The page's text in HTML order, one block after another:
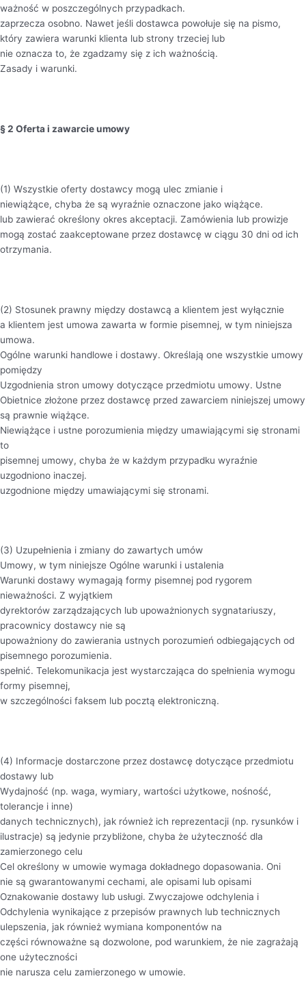
ważność w poszczególnych przypadkach.
zaprzecza osobno. Nawet jeśli dostawca powołuje się na pismo,
który zawiera warunki klienta lub strony trzeciej lub
nie oznacza to, że zgadzamy się z ich ważnością.
Zasady i warunki.
§ 2 Oferta i zawarcie umowy
(1) Wszystkie oferty dostawcy mogą ulec zmianie i
niewiążące, chyba że są wyraźnie oznaczone jako wiążące.
lub zawierać określony okres akceptacji. Zamówienia lub prowizje
mogą zostać zaakceptowane przez dostawcę w ciągu 30 dni od ich
otrzymania.
(2) Stosunek prawny między dostawcą a klientem jest wyłącznie
a klientem jest umowa zawarta w formie pisemnej, w tym niniejsza
umowa.
Ogólne warunki handlowe i dostawy. Określają one wszystkie umowy
pomiędzy
Uzgodnienia stron umowy dotyczące przedmiotu umowy. Ustne
Obietnice złożone przez dostawcę przed zawarciem niniejszej umowy
są prawnie wiążące.
Niewiążące i ustne porozumienia między umawiającymi się stronami
to
pisemnej umowy, chyba że w każdym przypadku wyraźnie
uzgodniono inaczej.
uzgodnione między umawiającymi się stronami.
(3) Uzupełnienia i zmiany do zawartych umów
Umowy, w tym niniejsze Ogólne warunki i ustalenia
Warunki dostawy wymagają formy pisemnej pod rygorem
nieważności. Z wyjątkiem
dyrektorów zarządzających lub upoważnionych sygnatariuszy,
pracownicy dostawcy nie są
upoważniony do zawierania ustnych porozumień odbiegających od
pisemnego porozumienia.
spełnić. Telekomunikacja jest wystarczająca do spełnienia wymogu
formy pisemnej,
w szczególności faksem lub pocztą elektroniczną.
(4) Informacje dostarczone przez dostawcę dotyczące przedmiotu
dostawy lub
Wydajność (np. waga, wymiary, wartości użytkowe, nośność,
tolerancje i inne)
danych technicznych), jak również ich reprezentacji (np. rysunków i
ilustracje) są jedynie przybliżone, chyba że użyteczność dla
zamierzonego celu
Cel określony w umowie wymaga dokładnego dopasowania. Oni
nie są gwarantowanymi cechami, ale opisami lub opisami
Oznakowanie dostawy lub usługi. Zwyczajowe odchylenia i
Odchylenia wynikające z przepisów prawnych lub technicznych
ulepszenia, jak również wymiana komponentów na
części równoważne są dozwolone, pod warunkiem, że nie zagrażają
one użyteczności
nie narusza celu zamierzonego w umowie.